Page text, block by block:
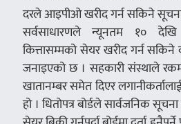
दरले आइपीओ खरीद गर्न सकिने
सर्वसाधारणले न्यूनतम १०
कित्तासम्मको सेयर खरीद गर्न सकिने
जनाइएको छ । सहकारी संस्थाले
खातानम्बर समेत दिएर
हो । धितोपत्र बोर्डले सार्वजनिक